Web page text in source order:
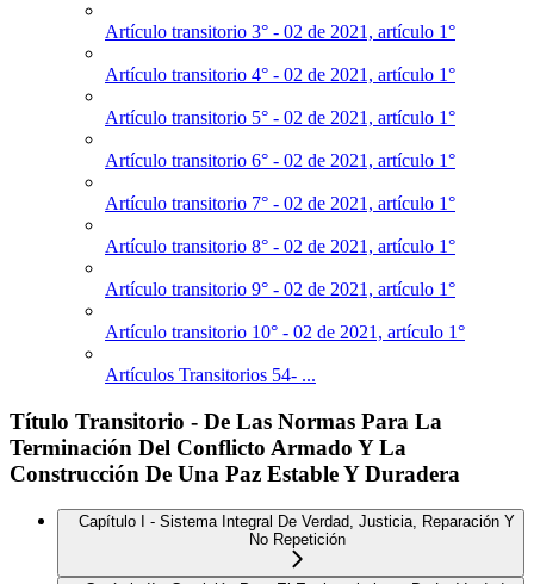
Artículo transitorio 3° - 02 de 2021, artículo 1°
Artículo transitorio 4° - 02 de 2021, artículo 1°
Artículo transitorio 5° - 02 de 2021, artículo 1°
Artículo transitorio 6° - 02 de 2021, artículo 1°
Artículo transitorio 7° - 02 de 2021, artículo 1°
Artículo transitorio 8° - 02 de 2021, artículo 1°
Artículo transitorio 9° - 02 de 2021, artículo 1°
Artículo transitorio 10° - 02 de 2021, artículo 1°
Artículos Transitorios 54- ...
Título Transitorio - De Las Normas Para La
Terminación Del Conflicto Armado Y La
Construcción De Una Paz Estable Y Duradera
Capítulo I - Sistema Integral De Verdad, Justicia, Reparación Y
No Repetición